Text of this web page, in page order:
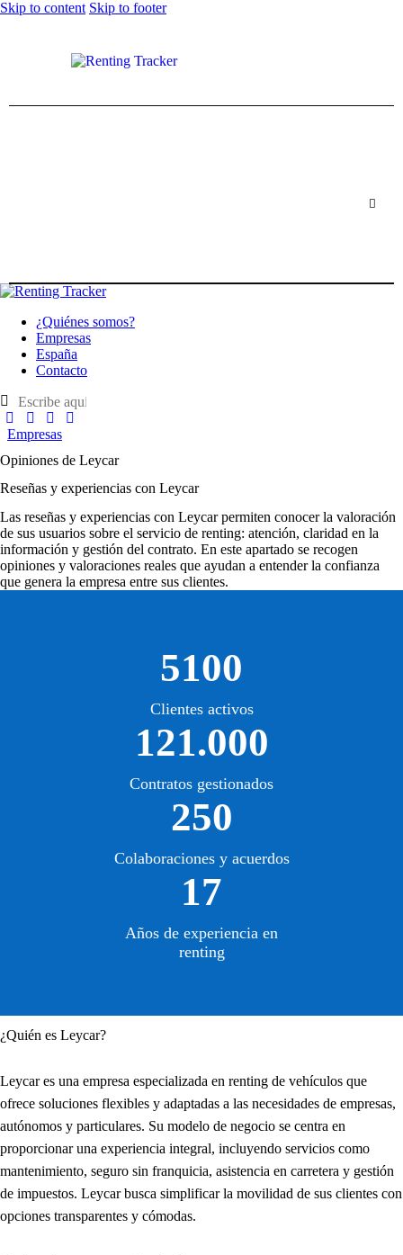
Skip to content Skip to footer
¿Quiénes somos?
Empresas
España
Contacto
Empresas
Opiniones de Leycar
Reseñas y experiencias con Leycar
Las reseñas y experiencias con Leycarpermiten conocer la valoración
de sus usuarios sobre el servicio de renting: atención, claridad en la
información y gestión del contrato. En este apartado se recogen
opiniones y valoraciones reales que ayudan a entender la confianza
que genera la empresa entre sus clientes.
5100
Clientes activos
121.000
Contratos gestionados
250
Colaboraciones y acuerdos
17
Años de experiencia en
renting
¿Quién es Leycar?
Leycar es una empresa especializada en renting de vehículos que
ofrece soluciones flexibles y adaptadas a las necesidades de empresas,
autónomos y particulares. Su modelo de negocio se centra en
proporcionar una experiencia integral, incluyendo servicios como
mantenimiento, seguro sin franquicia, asistencia en carretera y gestión
de impuestos. Leycar busca simplificar la movilidad de sus clientes con
opciones transparentes y cómodas.